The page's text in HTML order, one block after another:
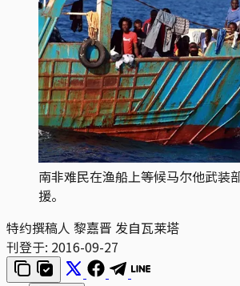
南非难民在渔船上等候马尔他武装
援。
特约撰稿人 黎嘉晋 发自瓦莱塔
刊登于: 2016-09-27